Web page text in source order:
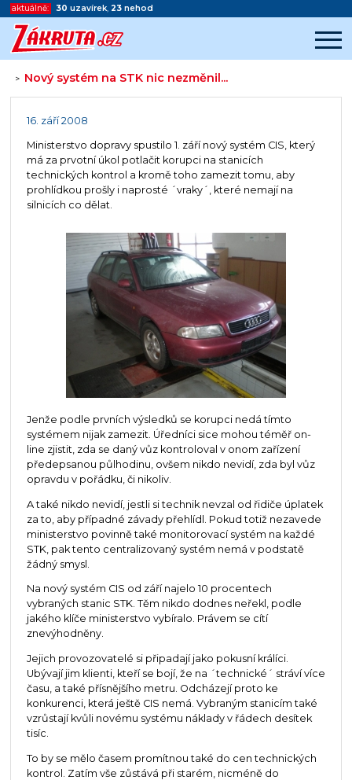
aktuálně: 30 uzavírek, 23 nehod
> Nový systém na STK nic nezměnil...
Začátek reklamy
16. září 2008
Ministerstvo dopravy spustilo 1. září nový systém CIS, který
má za prvotní úkol potlačit korupci na stanicích
technických kontrol a kromě toho zamezit tomu, aby
prohlídkou prošly i naprosté ´vraky´, které nemají na
silnicích co dělat.
Jenže podle prvních výsledků se korupci nedá tímto
systémem nijak zamezit. Úředníci sice mohou téměř on-
line zjistit, zda se daný vůz kontroloval v onom zařízení
předepsanou půlhodinu, ovšem nikdo nevidí, zda byl vůz
opravdu v pořádku, či nikoliv.
A také nikdo nevidí, jestli si technik nevzal od řidiče úplatek
za to, aby případné závady přehlídl. Pokud totiž nezavede
ministerstvo povinně také monitorovací systém na každé
STK, pak tento centralizovaný systém nemá v podstatě
žádný smysl.
Na nový systém CIS od září najelo 10 procentech
vybraných stanic STK. Těm nikdo dodnes neřekl, podle
jakého klíče ministerstvo vybíralo. Právem se cítí
znevýhodněny.
Jejich provozovatelé si připadají jako pokusní králíci.
Ubývají jim klienti, kteří se bojí, že na ´technické´ stráví více
času, a také přísnějšího metru. Odcházejí proto ke
konkurenci, která ještě CIS nemá. Vybraným stanicím také
vzrůstají kvůli novému systému náklady v řádech desítek
tisíc.
To by se mělo časem promítnou také do cen technických
kontrol. Zatím vše zůstává při starém, nicméně do